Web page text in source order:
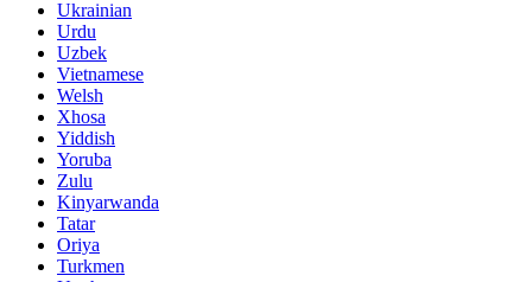
Ukrainian
Urdu
Uzbek
Vietnamese
Welsh
Xhosa
Yiddish
Yoruba
Zulu
Kinyarwanda
Tatar
Oriya
Turkmen